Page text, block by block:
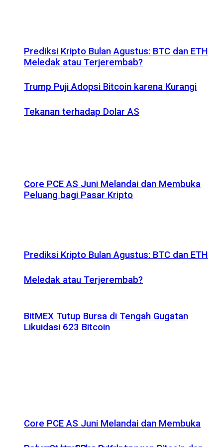
Trump Puji Adopsi Bitcoin karena Kurangi
Tekanan terhadap Dolar AS
Prediksi Kripto Bulan Agustus: BTC dan ETH
Meledak atau Terjerembab?
Core PCE AS Juni Melandai dan Membuka
Prediksi Kripto Bulan Agustus: BTC dan ETH
Meledak atau Terjerembab?
Core PCE AS Juni Melandai dan Membuka
Peluang bagi Pasar Kripto
BitMEX Tutup Bursa di Tengah Gugatan
Likuidasi 623 Bitcoin